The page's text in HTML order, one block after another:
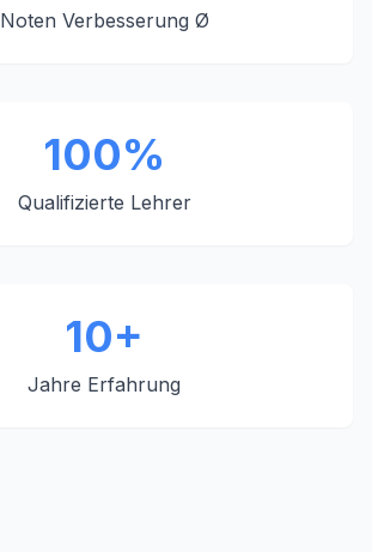
Noten Verbesserung Ø
100%
Qualifizierte Lehrer
10+
Jahre Erfahrung